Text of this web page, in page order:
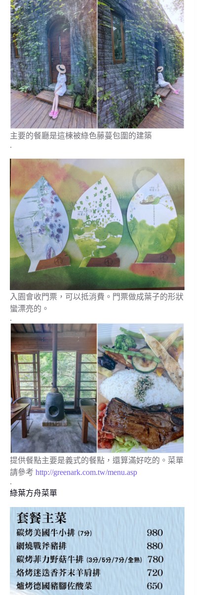
主要的餐廳是這棟被綠色藤蔓包圍的建築
.
入園會收門票，可以抵消費。門票做成葉子的形狀
蠻漂亮的。
.
提供餐點主要是義式的餐點，還算滿好吃的。菜單
請參考 http://greenark.com.tw/menu.asp
.
綠葉方舟菜單